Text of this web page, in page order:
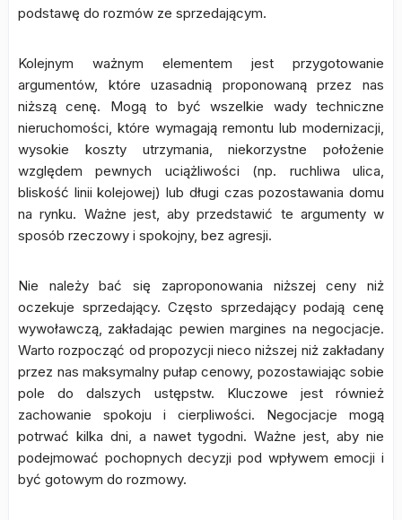
podstawę do rozmów ze sprzedającym.
Kolejnym ważnym elementem jest przygotowanie
argumentów, które uzasadnią proponowaną przez nas
niższą cenę. Mogą to być wszelkie wady techniczne
nieruchomości, które wymagają remontu lub modernizacji,
wysokie koszty utrzymania, niekorzystne położenie
względem pewnych uciążliwości (np. ruchliwa ulica,
bliskość linii kolejowej) lub długi czas pozostawania domu
na rynku. Ważne jest, aby przedstawić te argumenty w
sposób rzeczowy i spokojny, bez agresji.
Nie należy bać się zaproponowania niższej ceny niż
oczekuje sprzedający. Często sprzedający podają cenę
wywoławczą, zakładając pewien margines na negocjacje.
Warto rozpocząć od propozycji nieco niższej niż zakładany
przez nas maksymalny pułap cenowy, pozostawiając sobie
pole do dalszych ustępstw. Kluczowe jest również
zachowanie spokoju i cierpliwości. Negocjacje mogą
potrwać kilka dni, a nawet tygodni. Ważne jest, aby nie
podejmować pochopnych decyzji pod wpływem emocji i
być gotowym do rozmowy.